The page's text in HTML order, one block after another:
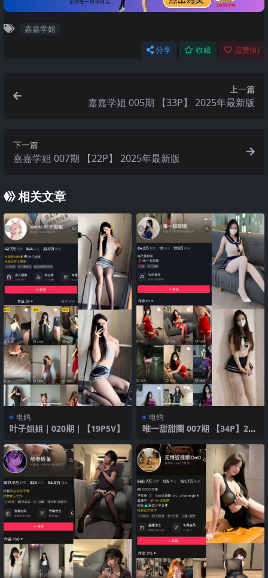
嘉嘉学姐
分享 收藏 点赞(0)
上一篇
嘉嘉学姐 005期 【33P】 2025年最新版
下一篇
嘉嘉学姐 007期 【22P】 2025年最新版
相关文章
电鸽
叶子姐姐｜020期｜【19P5V】
电鸽
唯一甜甜圈 007期 【34P】202